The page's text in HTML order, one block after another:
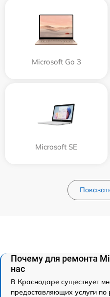
Microsoft Go 3
Microsoft SE
Почему для ремонта
нас
В Краснодаре существует
предоставляющих услуги по